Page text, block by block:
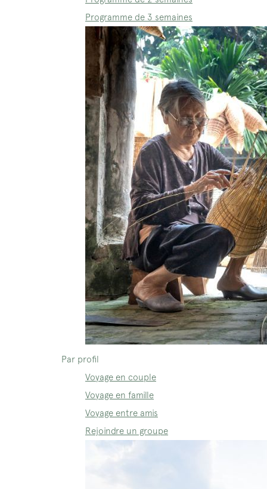
Programme de 3 semaines
Par profil
Voyage en couple
Voyage en famille
Voyage entre amis
Rejoindre un groupe